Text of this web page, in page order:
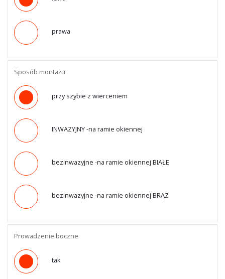
prawa
Sposób montażu
przy szybie z wierceniem
INWAZYJNY -na ramie okiennej
bezinwazyjne -na ramie okiennej BIAŁE
bezinwazyjne -na ramie okiennej BRĄZ
Prowadzenie boczne
tak